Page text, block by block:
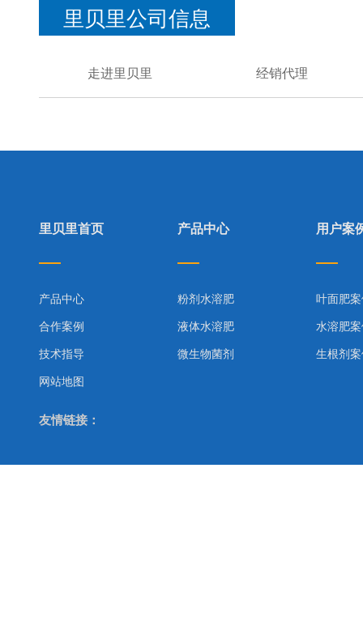
里贝里公司信息
走进里贝里 经销代理
里贝里首页
产品中心
合作案例
技术指导
网站地图
产品中心
粉剂水溶肥
液体水溶肥
微生物菌剂
用户案
叶面肥
水溶肥
生根剂
友情链接：